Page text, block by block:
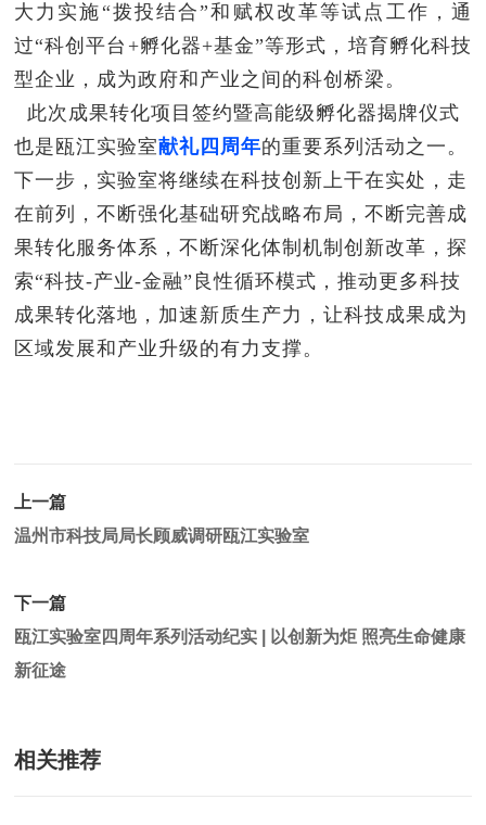
大力实施“拨投结合”和赋权改革等试点工作，通
过“科创平台+孵化器+基金”等形式，培育孵化科技
型企业，成为政府和产业之间的科创桥梁。
此次成果转化项目签约暨高能级孵化器揭牌仪式
也是瓯江实验室献礼四周年的重要系列活动之一。
下一步，实验室将继续在科技创新上干在实处，走
在前列，不断强化基础研究战略布局，不断完善成
果转化服务体系，不断深化体制机制创新改革，探
索“科技-产业-金融”良性循环模式，推动更多科技
成果转化落地，加速新质生产力，让科技成果成为
区域发展和产业升级的有力支撑。
上一篇
温州市科技局局长顾威调研瓯江实验室
下一篇
瓯江实验室四周年系列活动纪实 | 以创新为炬 照亮生命健康
新征途
相关推荐